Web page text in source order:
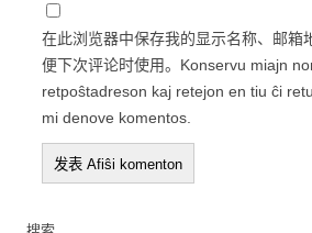
在此浏览器中保存我的显示名称、邮箱
便下次评论时使用。Konservu miajn
retpoŝtadreson kaj retejon en tiu ĉi
mi denove komentos.